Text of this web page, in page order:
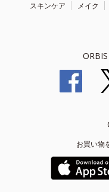
スキンケア メイク
お買い物